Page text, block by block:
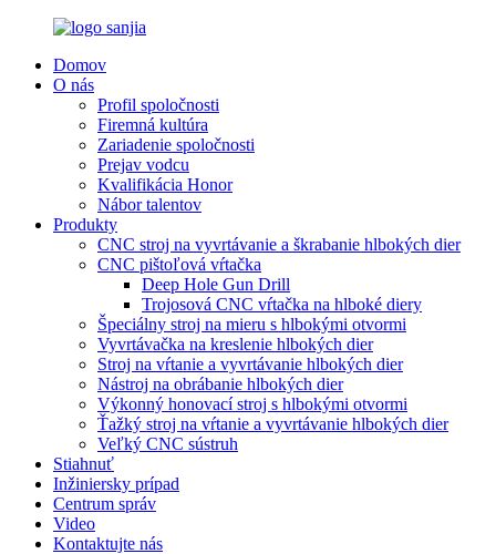
Domov
O nás
Profil spoločnosti
Firemná kultúra
Zariadenie spoločnosti
Prejav vodcu
Kvalifikácia Honor
Nábor talentov
Produkty
CNC stroj na vyvrtávanie a škrabanie hlbokých dier
CNC pištoľová vŕtačka
Deep Hole Gun Drill
Trojosová CNC vŕtačka na hlboké diery
Špeciálny stroj na mieru s hlbokými otvormi
Vyvrtávačka na kreslenie hlbokých dier
Stroj na vŕtanie a vyvrtávanie hlbokých dier
Nástroj na obrábanie hlbokých dier
Výkonný honovací stroj s hlbokými otvormi
Ťažký stroj na vŕtanie a vyvrtávanie hlbokých dier
Veľký CNC sústruh
Stiahnuť
Inžiniersky prípad
Centrum správ
Video
Kontaktujte nás